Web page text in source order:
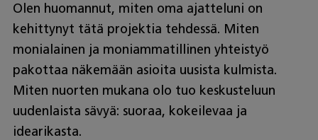
Olen huomannut, miten oma ajatteluni on
kehittynyt tätä projektia tehdessä. Miten
monialainen ja moniammatillinen yhteistyö
pakottaa näkemään asioita uusista kulmista.
Miten nuorten mukana olo tuo keskusteluun
uudenlaista sävyä: suoraa, kokeilevaa ja
idearikasta.